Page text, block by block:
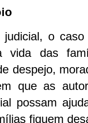
o
vida das
despejo,
que as
possam
fiquem